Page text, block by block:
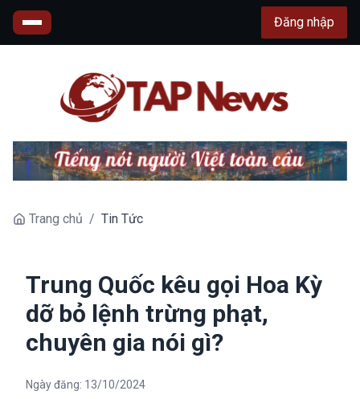
Đăng nhập
Trang chủ / Tin Tức
Trung Quốc kêu gọi Hoa Kỳ
dỡ bỏ lệnh trừng phạt,
chuyên gia nói gì?
Ngày đăng: 13/10/2024